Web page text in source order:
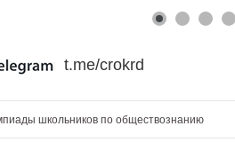
t.me/crokrd
школьников по обществознанию